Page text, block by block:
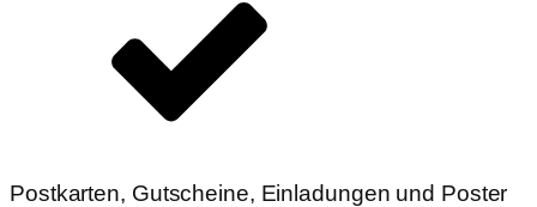
Postkarten, Gutscheine, Einladungen und Poster